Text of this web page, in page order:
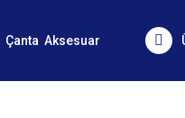
Çanta Aksesuar